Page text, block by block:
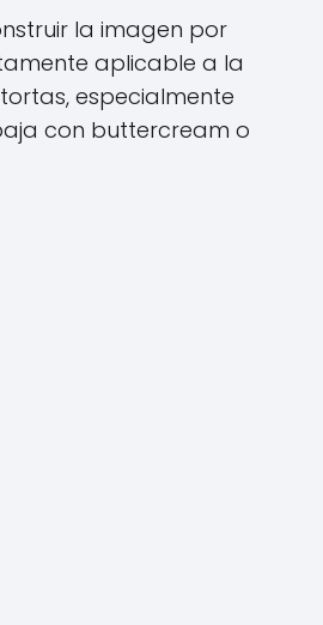
la imagen por
aplicable a la
especialmente
con buttercream o